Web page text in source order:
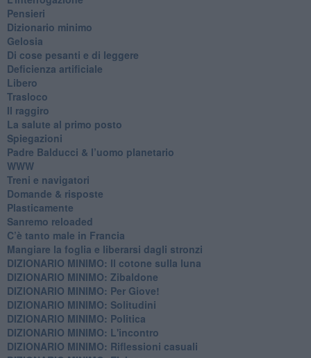
Pensieri
​Dizionario minimo
Gelosia
Di cose pesanti e di leggere
​Deficienza artificiale
Libero
Trasloco
Il raggiro
​La salute al primo posto
Spiegazioni
Padre Balducci & l’uomo planetario
WWW
​Treni e navigatori
​Domande & risposte
​Plasticamente
Sanremo reloaded
C’è tanto male in Francia
​Mangiare la foglia e liberarsi dagli stronzi
DIZIONARIO MINIMO: Il cotone sulla luna
DIZIONARIO MINIMO: Zibaldone
DIZIONARIO MINIMO: Per Giove!
DIZIONARIO MINIMO: Solitudini
DIZIONARIO MINIMO: Politica
DIZIONARIO MINIMO: L'incontro
DIZIONARIO MINIMO: Riflessioni casuali